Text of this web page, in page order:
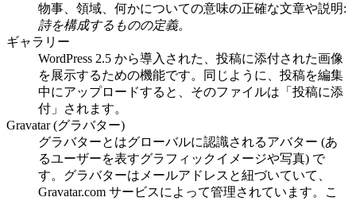
物事、領域、何かについての意味の正確な文章や説明:
詩を構成するものの定義。
ギャラリー
WordPress 2.5 から導入された、投稿に添付された画像
を展示するための機能です。同じように、投稿を編集
中にアップロードすると、そのファイルは「投稿に添
付」されます。
Gravatar (グラバター)
グラバターとはグローバルに認識されるアバター (あ
るユーザーを表すグラフィックイメージや写真) で
す。グラバターはメールアドレスと紐づいていて、
Gravatar.com サービスによって管理されています。こ